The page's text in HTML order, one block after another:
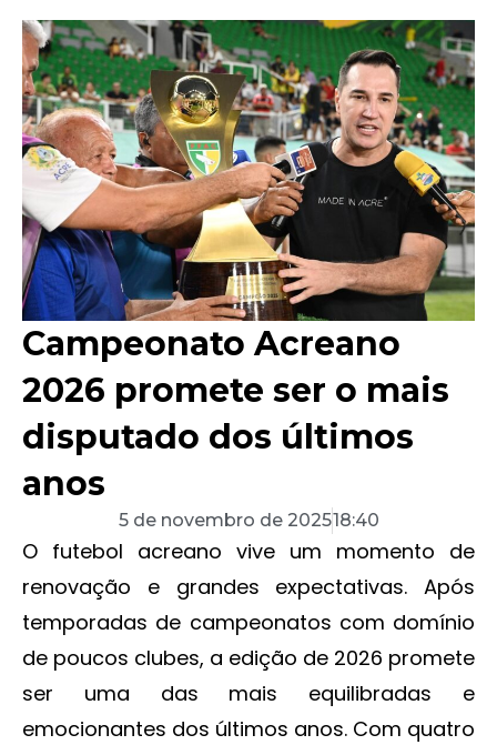
Campeonato Acreano
2026 promete ser o mais
disputado dos últimos
anos
5 de novembro de 202518:40
O futebol acreano vive um momento de
renovação e grandes expectativas. Após
temporadas de campeonatos com domínio
de poucos clubes, a edição de 2026 promete
ser uma das mais equilibradas e
emocionantes dos últimos anos. Com quatro